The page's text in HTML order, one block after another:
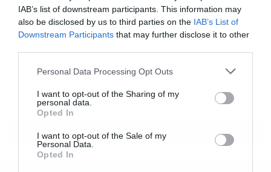
IAB’s list of downstream participants. This information may
also be disclosed by us to third parties on the IAB’s List of
Downstream Participants that may further disclose it to other
Personal Data Processing Opt Outs
I want to opt-out of the Sharing of my
personal data.
Opted In
I want to opt-out of the Sale of my
Personal Data.
Opted In
22:32
Το Ντουμπάι εντάσσει τα κρυπτονομίσματα στις
καθημερινές πληρωμές και στα ακίνητα
CDU/CSU του καγκελάριου Μερτς
Η Amazon ανακαλεί χιλιάδες παιχνίδια για βρέφη
ΟΛΕΣ ΟΙ ΕΙΔΗΣΕΙΣ